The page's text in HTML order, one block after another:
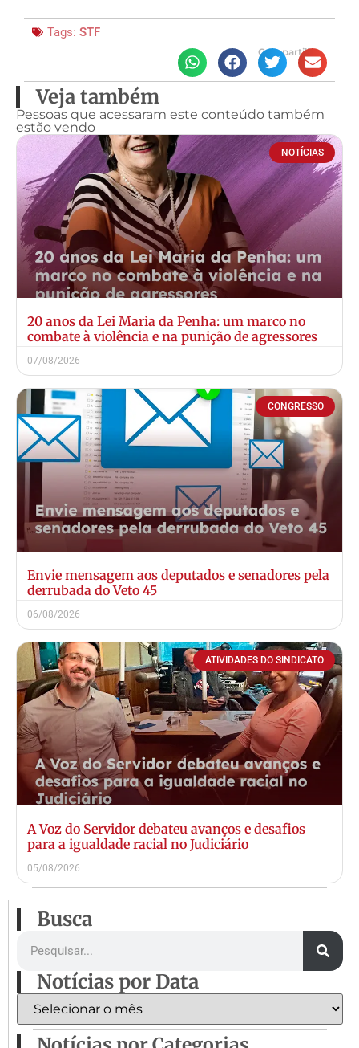
Tags: STF
Compartilhe
Veja também
Pessoas que acessaram este conteúdo também
estão vendo
NOTÍCIAS
20 anos da Lei Maria da Penha: um marco no
combate à violência e na punição de agressores
07/08/2026
CONGRESSO
Envie mensagem aos deputados e senadores pela
derrubada do Veto 45
06/08/2026
ATIVIDADES DO SINDICATO
A Voz do Servidor debateu avanços e desafios
para a igualdade racial no Judiciário
05/08/2026
Busca
Notícias por Data